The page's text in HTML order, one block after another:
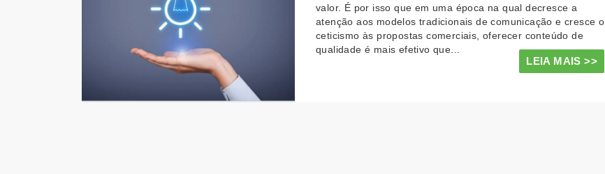
valor. É por isso que em uma época na qual decresce a
atenção aos modelos tradicionais de comunicação e cresce o
ceticismo às propostas comerciais, oferecer conteúdo de
qualidade é mais efetivo que...
LEIA MAIS >>